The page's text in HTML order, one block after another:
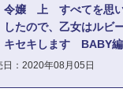
令嬢 上 すべてを思
したので、乙女はルビ
キセキします BABY編
日：2020年08月05日